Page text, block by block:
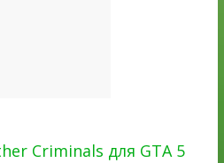
Criminals для GTA 5